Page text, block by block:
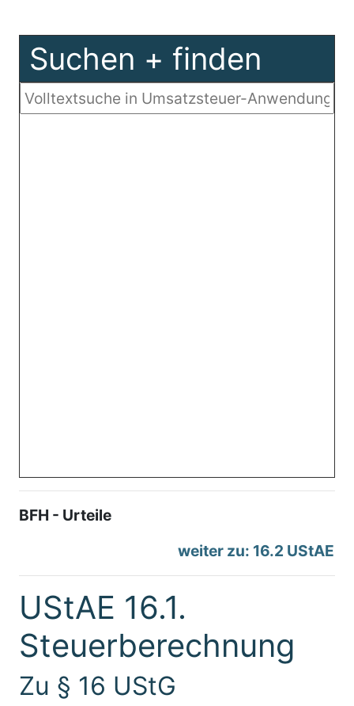
Suchen + finden
BFH - Urteile
weiter zu: 16.2 UStAE
UStAE 16.1.
Steuerberechnung
Zu § 16 UStG